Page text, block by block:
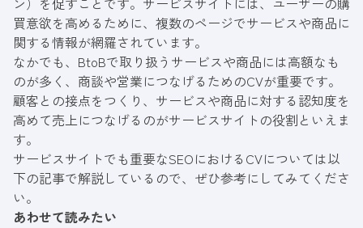
買意欲を高めるために、複数のページでサービスや商品に
関する情報が網羅されています。
なかでも、BtoBで取り扱うサービスや商品には高額なも
のが多く、商談や営業につなげるためのCVが重要です。
顧客との接点をつくり、サービスや商品に対する認知度を
高めて売上につなげるのがサービスサイトの役割といえま
す。
サービスサイトでも重要なSEOにおけるCVについては以
下の記事で解説しているので、ぜひ参考にしてみてくださ
い。
あわせて読みたい